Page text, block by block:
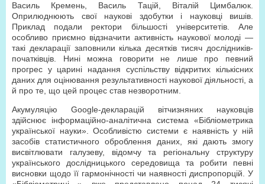
Василь Кремень, Василь Тацій, Віталій Цимбалюк.
Оприлюднюють свої наукові здобутки і науковці вишів.
Приклад подали ректори більшості університетів. Але
особливо приємно відзначити активність наукової молоді —
такі декларації заповнили кілька десятків тисяч дослідників-
початківців. Нині можна говорити не лише про певний
прогрес у царині надання суспільству відкритих кількісних
даних для оцінювання результативності наукової діяльності, а
й про те, що цей процес став незворотним.
Акумуляцію Google-декларацій вітчизняних науковців
здійснює інформаційно-аналітична система «Бібліометрика
української науки». Особливістю системи є наявність у ній
засобів статистичного оброблення даних, які дають змогу
висвітлювати галузеву, відомчу та регіональну структуру
українського дослідницького середовища та робити певні
висновки щодо її гармонічності чи наявності диспропорцій. У